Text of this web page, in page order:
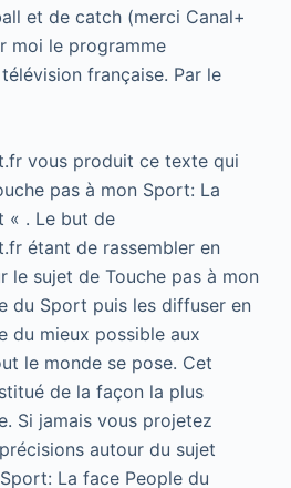
et de catch (merci Canal+
moi le programme
française. Par le
vous produit ce texte qui
pas à mon Sport: La
« . Le but de
étant de rassembler en
le sujet de Touche pas à mon
du Sport puis les diffuser en
du mieux possible aux
le monde se pose. Cet
de la façon la plus
Si jamais vous projetez
autour du sujet
La face People du